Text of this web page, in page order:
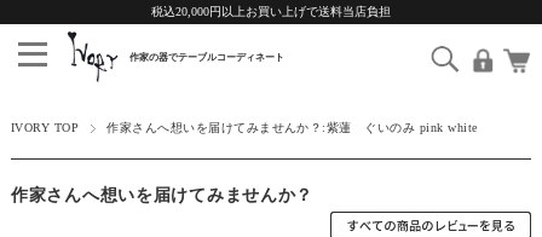
税込20,000円以上お買い上げで送料当店負担
IVORY TOP 作家さんへ想いを届けてみませんか？:紫蓮 ぐいのみ pink white
作家さんへ想いを届けてみませんか？